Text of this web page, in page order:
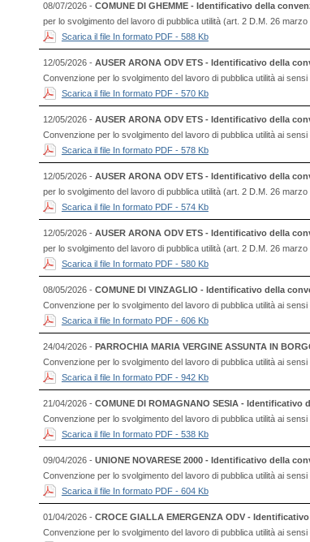
08/07/2026 - COMUNE DI GHEMME - Identificativo della
per lo svolgimento del lavoro di pubblica utilità (art. 2 D.M. 26 marzo
Scarica il file In formato PDF - 588 Kb
12/05/2026 - AUSER ARONA ODV ETS - Identificativo della
Convenzione per lo svolgimento del lavoro di pubblica utilità ai
Scarica il file In formato PDF - 570 Kb
12/05/2026 - AUSER ARONA ODV ETS - Identificativo della
Convenzione per lo svolgimento del lavoro di pubblica utilità ai
Scarica il file In formato PDF - 578 Kb
12/05/2026 - AUSER ARONA ODV ETS - Identificativo della
per lo svolgimento del lavoro di pubblica utilità (art. 2 D.M. 26 marzo
Scarica il file In formato PDF - 574 Kb
12/05/2026 - AUSER ARONA ODV ETS - Identificativo della
per lo svolgimento del lavoro di pubblica utilità (art. 2 D.M. 26 marzo
Scarica il file In formato PDF - 580 Kb
08/05/2026 - COMUNE DI VINZAGLIO - Identificativo della
Convenzione per lo svolgimento del lavoro di pubblica utilità ai
Scarica il file In formato PDF - 606 Kb
24/04/2026 - PARROCHIA MARIA VERGINE ASSUNTA IN
Convenzione per lo svolgimento del lavoro di pubblica utilità ai
Scarica il file In formato PDF - 942 Kb
21/04/2026 - COMUNE DI ROMAGNANO SESIA - Identificativo
Convenzione per lo svolgimento del lavoro di pubblica utilità ai
Scarica il file In formato PDF - 538 Kb
09/04/2026 - UNIONE NOVARESE 2000 - Identificativo della
Convenzione per lo svolgimento del lavoro di pubblica utilità ai
Scarica il file In formato PDF - 604 Kb
01/04/2026 - CROCE GIALLA EMERGENZA ODV -
Convenzione per lo svolgimento del lavoro di pubblica utilità ai